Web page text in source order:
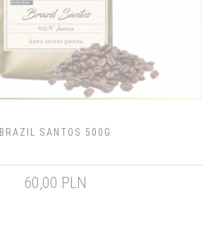
BRAZIL SANTOS 500G
60,00 PLN